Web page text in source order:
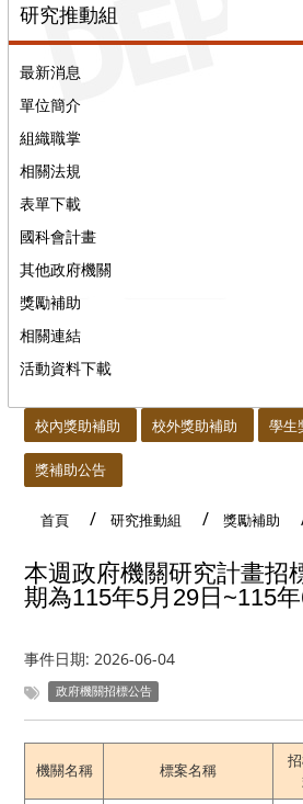
研究推動組
最新消息
單位簡介
組織職掌
相關法規
表單下載
國科會計畫
其他政府機關
獎勵補助
相關連結
活動資料下載
校內獎助補助 校外獎助補助 學生
獎補助公告
首頁 研究推動組 獎勵補助
本週政府機關研究計畫招
期為115年5月29日~115年
事件日期: 2026-06-04
政府機關招標公告
機關名稱 標案名稱